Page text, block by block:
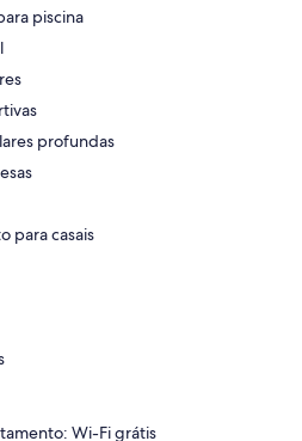
piscina
profundas
para casais
Wi-Fi grátis